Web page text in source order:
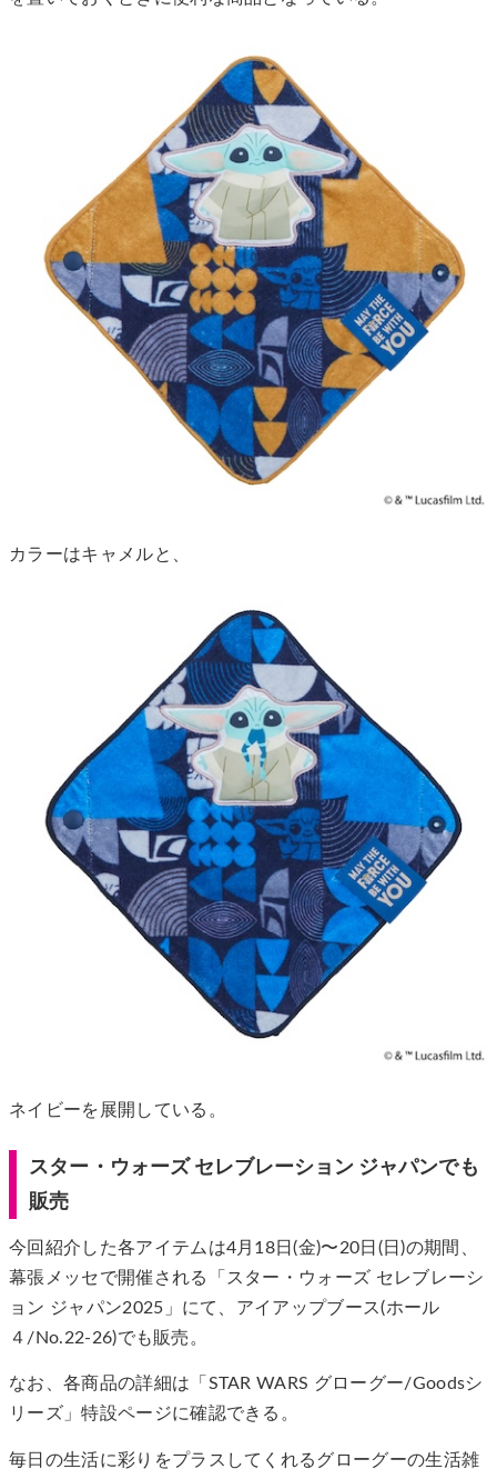
カラーはキャメルと、
ネイビーを展開している。
スター・ウォーズ セレブレーション ジャパンでも
販売
今回紹介した各アイテムは4月18日(金)〜20日(日)の期間、
幕張メッセで開催される「スター・ウォーズ セレブレーシ
ョン ジャパン2025」にて、アイアップブース(ホール
４/No.22-26)でも販売。
なお、各商品の詳細は「STAR WARS グローグー/Goodsシ
リーズ」特設ページに確認できる。
毎日の生活に彩りをプラスしてくれるグローグーの生活雑